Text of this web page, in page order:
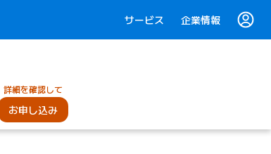
サービス 企業情報
詳細を確認して
お申し込み